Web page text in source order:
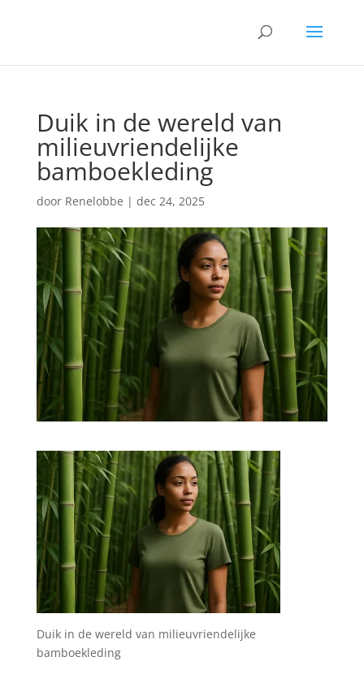
Duik in de wereld van
milieuvriendelijke
bamboekleding
door Renelobbe | dec 24, 2025
Duik in de wereld van milieuvriendelijke
bamboekleding